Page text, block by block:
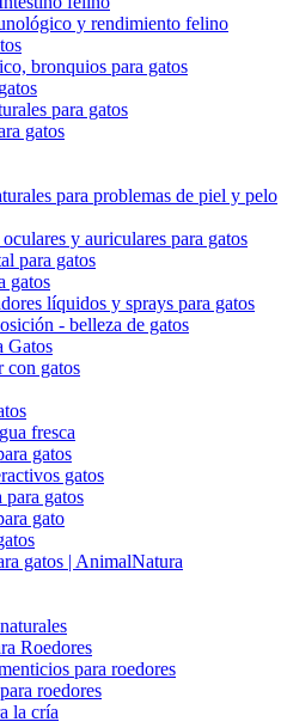
y rendimiento felino
bronquios para gatos
para gatos
gatos
para problemas de piel y pelo
y auriculares para gatos
para gatos
gatos
líquidos y sprays para gatos
- belleza de gatos
Gatos
con gatos
fresca
gatos
gatos
para gatos
gato
gatos | AnimalNatura
Roedores
para roedores
roedores
la cría